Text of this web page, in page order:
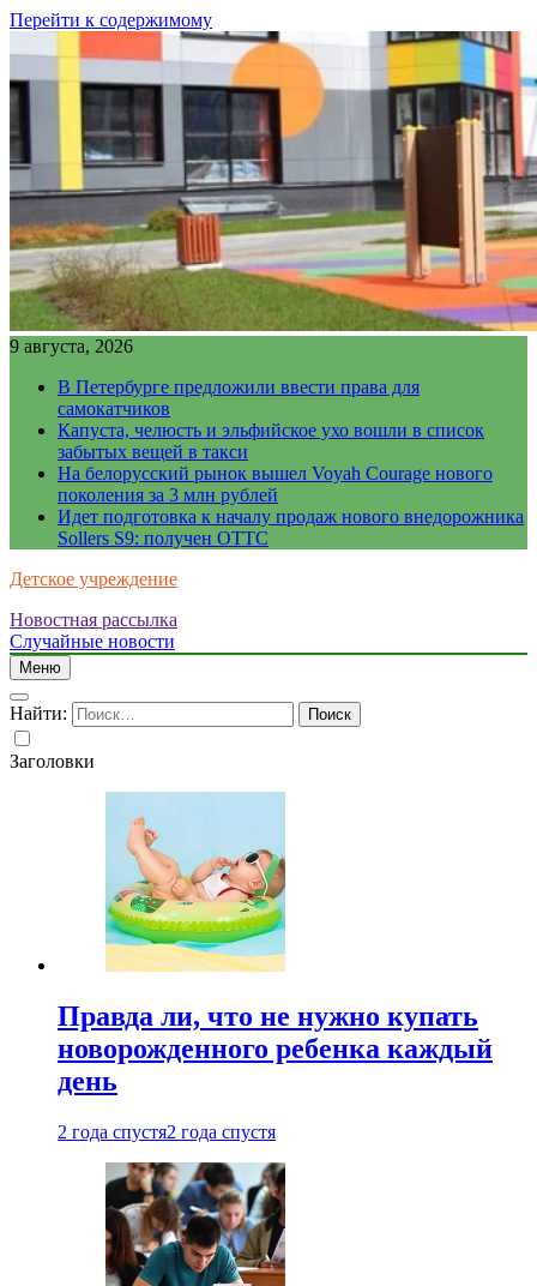
Перейти к содержимому
9 августа, 2026
В Петербурге предложили ввести права для
самокатчиков
Капуста, челюсть и эльфийское ухо вошли в список
забытых вещей в такси
На белорусский рынок вышел Voyah Courage нового
поколения за 3 млн рублей
Идет подготовка к началу продаж нового внедорожника
Sollers S9: получен ОТТС
Детское учреждение
Новостная рассылка
Случайные новости
Меню
Найти:
Заголовки
Правда ли, что не нужно купать
новорожденного ребенка каждый
день
2 года спустя2 года спустя